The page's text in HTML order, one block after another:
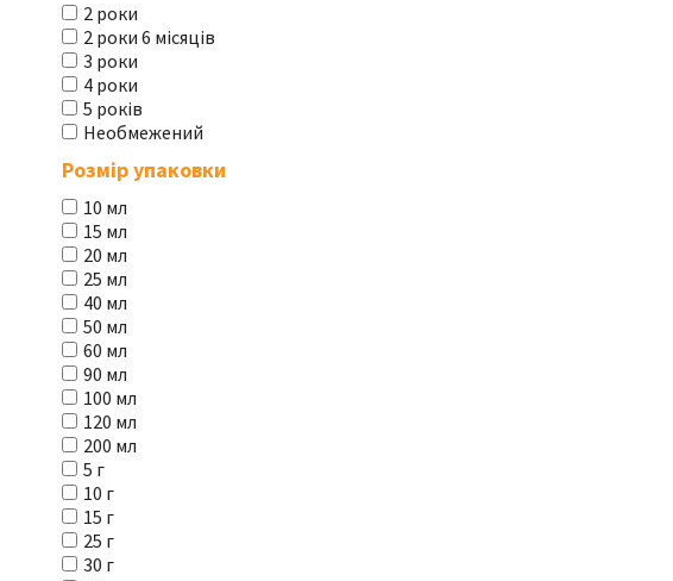
2 роки
2 роки 6 місяців
3 роки
4 роки
5 років
Необмежений
Розмір упаковки
10 мл
15 мл
20 мл
25 мл
40 мл
50 мл
60 мл
90 мл
100 мл
120 мл
200 мл
5 г
10 г
15 г
25 г
30 г